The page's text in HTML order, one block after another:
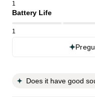
1
Battery Life
1
Does it have good